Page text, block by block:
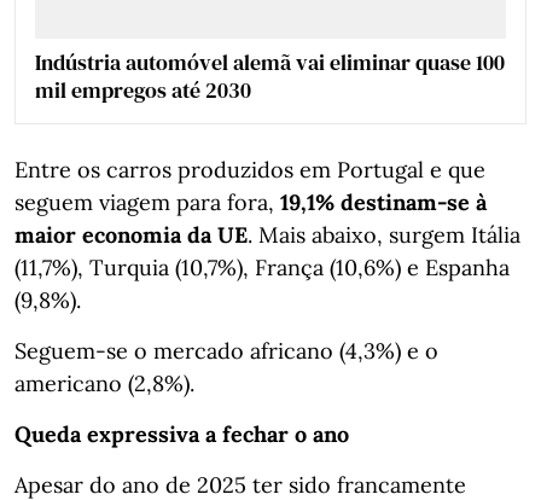
Indústria automóvel alemã vai eliminar quase 100
mil empregos até 2030
Entre os carros produzidos em Portugal e que
seguem viagem para fora, 19,1% destinam-se à
maior economia da UE. Mais abaixo, surgem Itália
(11,7%), Turquia (10,7%), França (10,6%) e Espanha
(9,8%).
Seguem-se o mercado africano (4,3%) e o
americano (2,8%).
Queda expressiva a fechar o ano
Apesar do ano de 2025 ter sido francamente